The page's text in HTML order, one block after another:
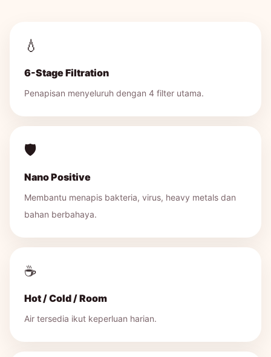
💧
6-Stage Filtration
Penapisan menyeluruh dengan 4 filter utama.
🛡️
Nano Positive
Membantu menapis bakteria, virus, heavy metals dan
bahan berbahaya.
☕
Hot / Cold / Room
Air tersedia ikut keperluan harian.